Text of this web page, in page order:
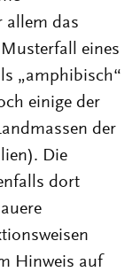
allem das
eines
„amphibisch“
einige der
der
Die
dort
Hinweis auf